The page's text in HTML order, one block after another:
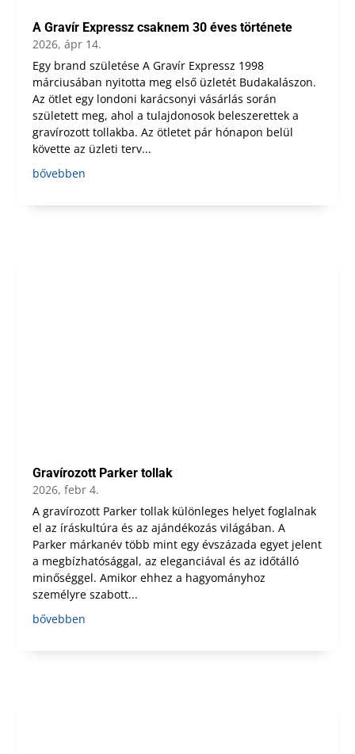
A Gravír Expressz csaknem 30 éves története
2026, ápr 14.
Egy brand születése A Gravír Expressz 1998
márciusában nyitotta meg első üzletét Budakalászon.
Az ötlet egy londoni karácsonyi vásárlás során
született meg, ahol a tulajdonosok beleszerettek a
gravírozott tollakba. Az ötletet pár hónapon belül
követte az üzleti terv...
bővebben
Gravírozott Parker tollak
2026, febr 4.
A gravírozott Parker tollak különleges helyet foglalnak
el az íráskultúra és az ajándékozás világában. A
Parker márkanév több mint egy évszázada egyet jelent
a megbízhatósággal, az eleganciával és az időtálló
minőséggel. Amikor ehhez a hagyományhoz
személyre szabott...
bővebben